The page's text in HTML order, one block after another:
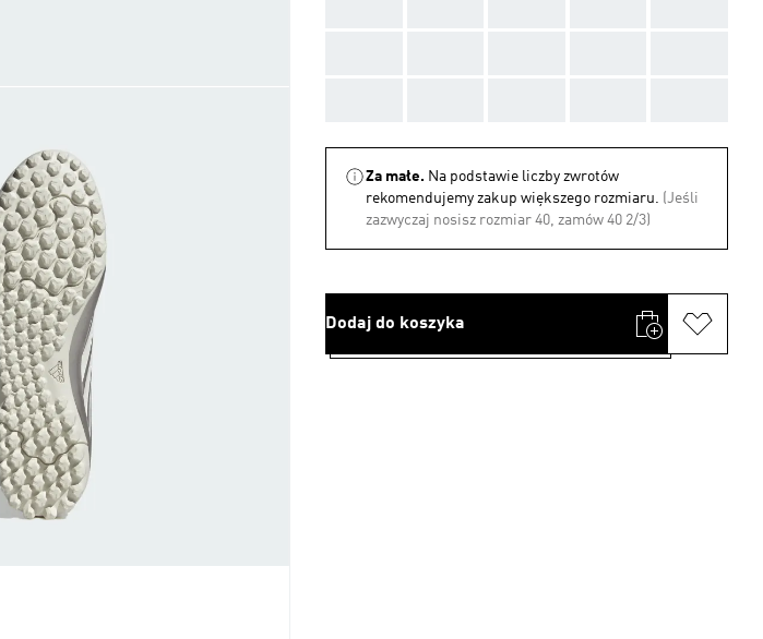
Za małe. Na podstawie liczby zwrotów
rekomendujemy zakup większego rozmiaru. (Jeśli
zazwyczaj nosisz rozmiar 40, zamów 40 2/3)
Dodaj do koszyka